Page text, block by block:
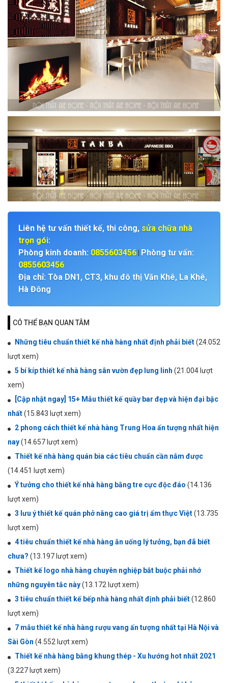
Liên hệ tư vấn thiết kế, thi công, sửa chữa nhà
trọn gói:
Phòng kinh doanh: 0855603456
Phòng tư vấn:
0855603456
Địa chỉ: Tòa DN1, CT3, khu đô thị Văn Khê, La Khê,
Hà Đông
CÓ THỂ BẠN QUAN TÂM
Những tiêu chuẩn thiết kế nhà hàng nhất định phải biết(24.052
lượt xem)
5 bí kíp thiết kế nhà hàng sân vườn đẹp lung linh (21.004 lượt
xem)
[Cập nhật ngay] 15+ Mẫu thiết kế quầy bar đẹp và hiện đại bậc
nhất(15.843 lượt xem)
2 phong cách thiết kế nhà hàng Trung Hoa ấn tượng nhất hiện
nay(14.657 lượt xem)
Thiết kế nhà hàng quán bia các tiêu chuẩn cần nắm được
(14.451 lượt xem)
Ý tưởng cho thiết kế nhà hàng bằng tre cực độc đáo (14.136
lượt xem)
3 lưu ý thiết kế quán phở nâng cao giá trị ẩm thực Việt(13.735
lượt xem)
4 tiêu chuẩn thiết kế nhà hàng ăn uống lý tưởng, bạn đã biết
chưa? (13.197 lượt xem)
Thiết kế logo nhà hàng chuyên nghiệp bắt buộc phải nhớ
những nguyên tắc này(13.172 lượt xem)
3 tiêu chuẩn thiết kế bếp nhà hàng nhất định phải biết(12.860
lượt xem)
7 mẫu thiết kế nhà hàng rượu vang ấn tượng nhất tại Hà Nội và
Sài Gòn (4.552 lượt xem)
Thiết kế nhà hàng bằng khung thép - Xu hướng hot nhất 2021
(3.227 lượt xem)